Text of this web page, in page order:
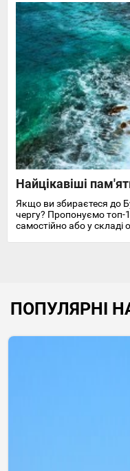
Найцікавіші
Якщо ви збираєтеся до
чергу? Пропонуємо топ-
самостійно або у складі
ПОПУЛЯРНІ